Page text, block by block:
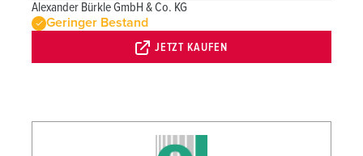
Alexander Bürkle GmbH & Co. KG
Geringer Bestand
JETZT KAUFEN